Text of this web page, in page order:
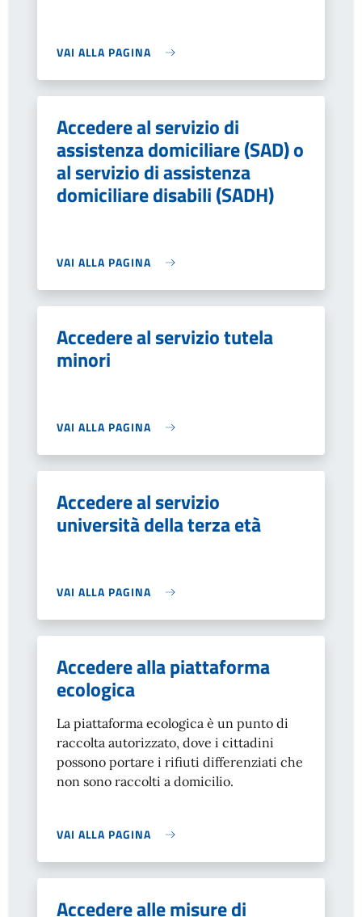
VAI ALLA PAGINA
Accedere al servizio di
assistenza domiciliare (SAD) o
al servizio di assistenza
domiciliare disabili (SADH)
VAI ALLA PAGINA
Accedere al servizio tutela
minori
VAI ALLA PAGINA
Accedere al servizio
università della terza età
VAI ALLA PAGINA
Accedere alla piattaforma
ecologica
La piattaforma ecologica è un punto di
raccolta autorizzato, dove i cittadini
possono portare i rifiuti differenziati che
non sono raccolti a domicilio.
VAI ALLA PAGINA
Accedere alle misure di